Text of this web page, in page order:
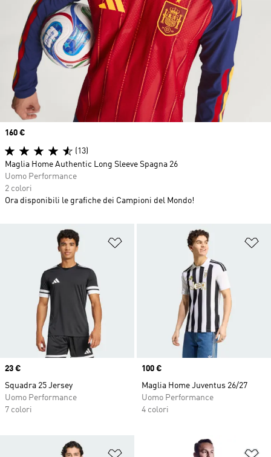
Aggiungi alla lista dei desideri
Price
23 €
Squadra 25 Jersey
Uomo Performance
7 colori
Price
100 €
Maglia Home Juventus 26/27
Uomo Performance
4 colori
Aggiungi alla lista dei desideri
Price
160 €
(13)
Maglia Home Authentic Long Sleeve Spagna 26
Uomo Performance
2 colori
Ora disponibili le grafiche dei Campioni del Mondo!